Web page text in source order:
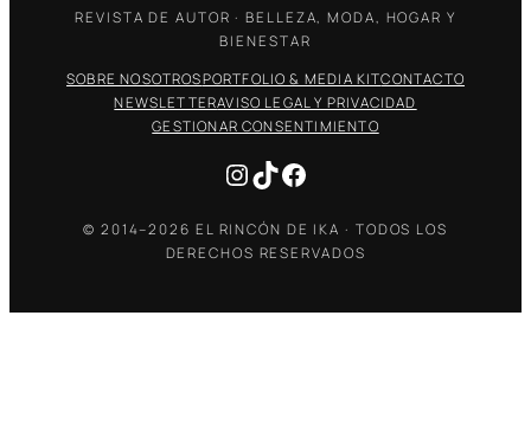
REVISTA DE AUTOR · BELLEZA, MODA, HOGAR Y
BIENESTAR
SOBRE NOSOTROSPORTFOLIO & MEDIA KITCONTACTO
NEWSLETTERAVISO LEGAL Y PRIVACIDAD
GESTIONAR CONSENTIMIENTO
Instagram
TikTokFacebook
© 2014–2026 EL RINCÓN DE IKA · TODOS LOS
DERECHOS RESERVADOS